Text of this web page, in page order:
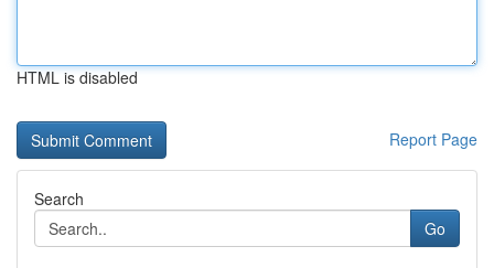
HTML is disabled
Report Page
Search
Go